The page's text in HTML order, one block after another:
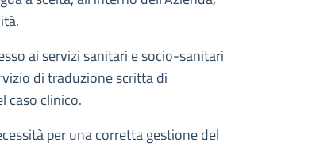
ai servizi sanitari e socio-sanitari
di traduzione scritta di
caso clinico.
per una corretta gestione del